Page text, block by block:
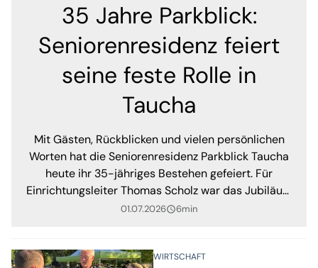
35 Jahre Parkblick:
Seniorenresidenz feiert
seine feste Rolle in
Taucha
Mit Gästen, Rückblicken und vielen persönlichen
Worten hat die Seniorenresidenz Parkblick Taucha
heute ihr 35-jähriges Bestehen gefeiert. Für
Einrichtungsleiter Thomas Scholz war das Jubiläum
dabei mehr als ein runder Geburtstag eines
01.07.2026query_builder6min
WIRTSCHAFT